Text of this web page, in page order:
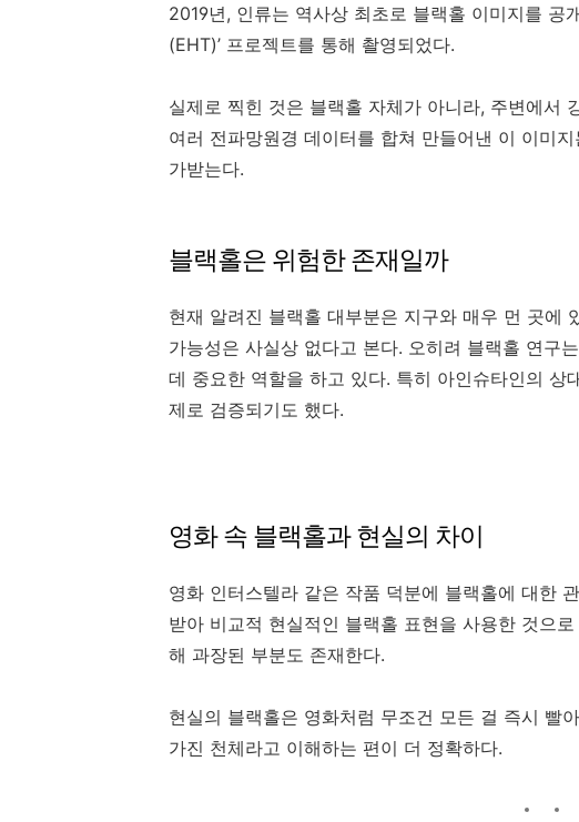
2019년, 인류는 역사상 최초로 블랙홀 이미지를 공
(EHT)’ 프로젝트를 통해 촬영되었다.
실제로 찍힌 것은 블랙홀 자체가 아니라, 주변에서
여러 전파망원경 데이터를 합쳐 만들어낸 이 이미
가받는다.
블랙홀은 위험한 존재일까
현재 알려진 블랙홀 대부분은 지구와 매우 먼 곳에
가능성은 사실상 없다고 본다. 오히려 블랙홀 연구
데 중요한 역할을 하고 있다. 특히 아인슈타인의 상
제로 검증되기도 했다.
영화 속 블랙홀과 현실의 차이
영화 인터스텔라 같은 작품 덕분에 블랙홀에 대한
받아 비교적 현실적인 블랙홀 표현을 사용한 것으
해 과장된 부분도 존재한다.
현실의 블랙홀은 영화처럼 무조건 모든 걸 즉시 빨
가진 천체라고 이해하는 편이 더 정확하다.